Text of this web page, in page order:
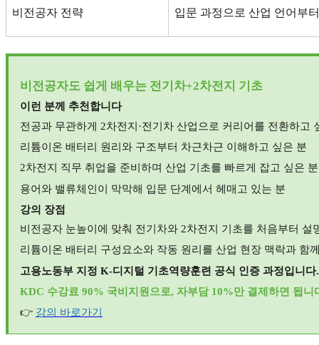
비전공자 전략 입문 과정으로 산업 언어부
비전공자도 쉽게 배우는 전기차+2차전지 기초
이런 분께 추천합니다
전공과 무관하게
2차전지 ·전기차 산업으로 커리어를 전환하고
리튬이온 배터리 원리와 구조부터 차근차근 이해하고 싶은 분
2차전지 직무 취업을 준비하며 산업 기초를 빠르게 잡고 싶은 분
용어와 밸류체인이 막막해 입문 단계에서 헤매고 있는 분
강의 장점
비전공자 눈높이에 맞춰 전기차와 2차전지 기초를 처음부터 설
리튬이온 배터리 구성요소와 작동 원리를 산업 현장 맥락과 함
고용노동부 지정 K-디지털 기초역량훈련 공식 인증 과정입니다.
KDC 수강료 90% 국비지원으로, 자부담10%만 결제하면 됩니
👉 강의 바로가기